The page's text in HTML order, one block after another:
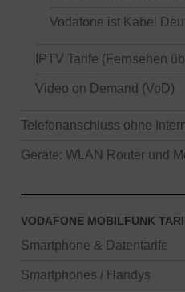
Vodafone ist Kabel
IPTV Tarife (Fernsehen
Video on Demand (VoD)
Telefonanschluss ohne
Geräte: WLAN Router und
VODAFONE MOBILFUNK
Smartphone & Datentarife
Smartphones / Handys